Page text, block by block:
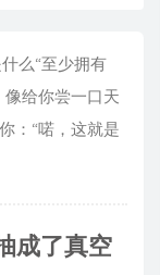
么“至少拥有
给你尝一口天
：“喏，这就是
成了真空